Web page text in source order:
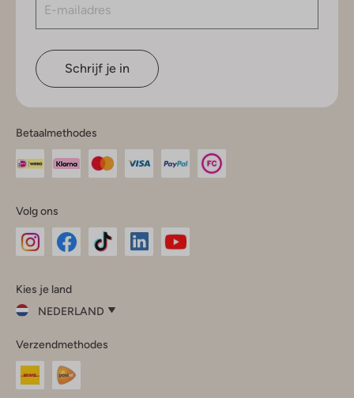
Schrijf je in
Betaalmethodes
Volg ons
InstagramFacebook
Kies je land
NEDERLAND
je
land
Nederland
Verzendmethodes